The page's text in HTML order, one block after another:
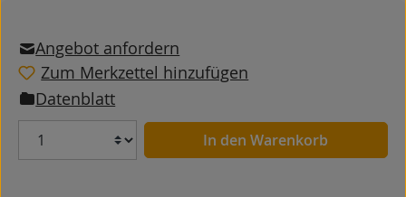
Angebot anfordern
Zum Merkzettel hinzufügen
Datenblatt
Anzahl In den Warenkorb